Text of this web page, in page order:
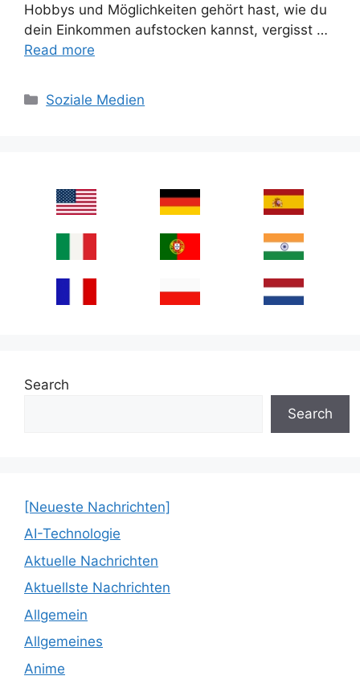
Hobbys und Möglichkeiten gehört hast, wie du
dein Einkommen aufstocken kannst, vergisst …
Read more
Categories
Soziale Medien
Search
Search
[Neueste Nachrichten]
AI-Technologie
Aktuelle Nachrichten
Aktuellste Nachrichten
Allgemein
Allgemeines
Anime